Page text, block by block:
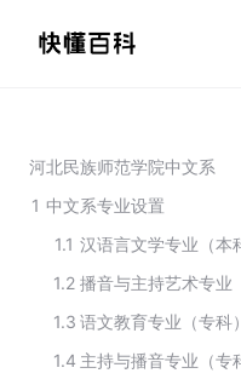
河北民族师范学院中文系
1 中文系专业设置
1.1
1.2
1.3 语文教育专业（专科）
1.4